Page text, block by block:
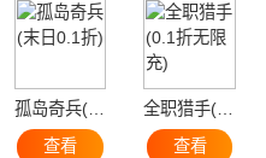
孤岛奇兵(末日0.1折)
查看
全职猎手(0.1折无限充)
查看